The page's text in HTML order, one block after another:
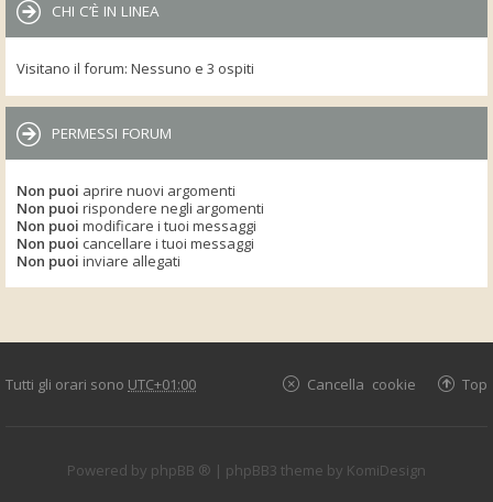
CHI C’È IN LINEA
Visitano il forum: Nessuno e 3 ospiti
PERMESSI FORUM
Non puoi aprire nuovi argomenti
Non puoi rispondere negli argomenti
Non puoi modificare i tuoi messaggi
Non puoi cancellare i tuoi messaggi
Non puoi inviare allegati
Tutti gli orari sono UTC+01:00 Top
Cancella cookie
Powered by phpBB ® | phpBB3 theme by KomiDesign